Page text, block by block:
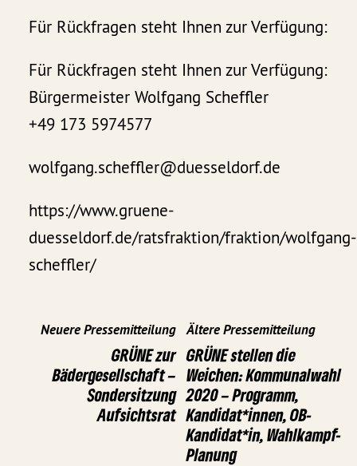
Für Rückfragen steht Ihnen zur Verfügung:
Für Rückfragen steht Ihnen zur Verfügung:
Bürgermeister Wolfgang Scheffler
+49 173 5974577
wolfgang.scheffler@duesseldorf.de
https://www.gruene-
duesseldorf.de/ratsfraktion/fraktion/wolfgang-
scheffler/
Neuere Pressemitteilung
GRÜNE zur
Bädergesellschaft –
Sondersitzung
Aufsichtsrat
Ältere Pressemitteilung
GRÜNE stellen die
Weichen: Kommunalwahl
2020 – Programm,
Kandidat*innen, OB-
Kandidat*in, Wahlkampf-
Planung